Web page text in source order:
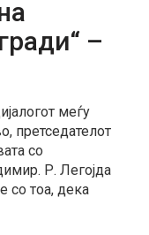
–
меѓу
претседателот
со
Р. Легојда
со тоа, дека